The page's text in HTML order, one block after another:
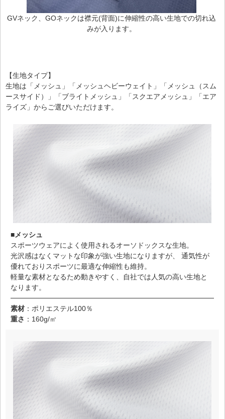
GVネック、GOネックは襟元(背面)に伸縮性の高い生地での切れ込
みが入ります。
【生地タイプ】
生地は「メッシュ」「メッシュヘビーウェイト」「メッシュ（スム
ースサイド）」「ブライトメッシュ」「スクエアメッシュ」「エア
ライズ」からご選びいただけます。
■メッシュ
スポーツウェアによく使用されるオーソドックスな生地。
光沢感はなくマットな印象が強い生地になりますが、 通気性が
優れておりスポーツに最適な伸縮性も維持。
軽量な素材となるため動きやすく、自社では人気の高い生地と
なります。
素材 ：ポリエステル100％
重さ ：160g/㎡